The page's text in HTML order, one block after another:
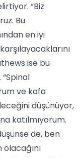
“Biz
Bu
en iyi
ise bu
ve kafa
düşünüyor,
katılmıyorum.
de, ben